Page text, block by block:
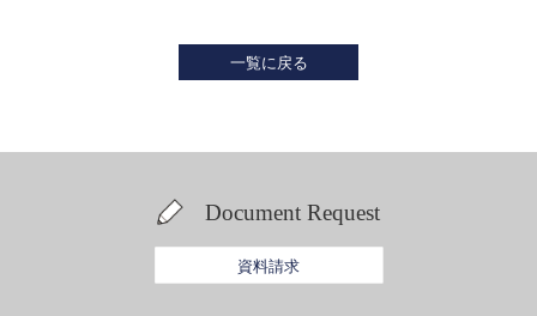
一覧に戻る
Document Request
資料請求